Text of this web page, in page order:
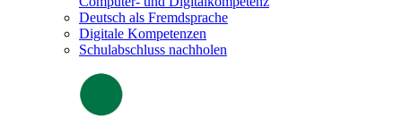
Deutsch als Fremdsprache
Digitale Kompetenzen
Schulabschluss nachholen